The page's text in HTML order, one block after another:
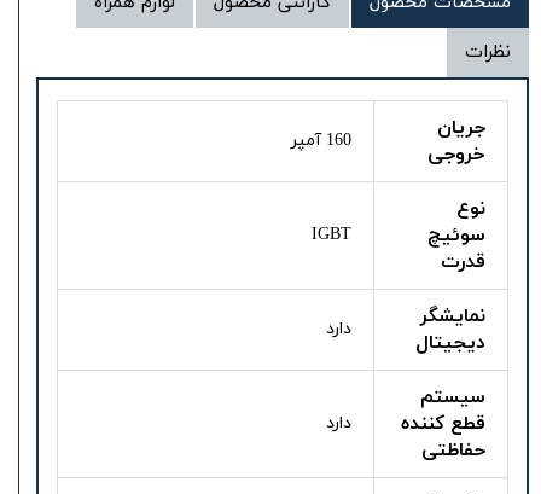
نظرات
جریان
خروجی
160 آمپر
نوع
سوئیچ
قدرت
IGBT
نمایشگر
دیجیتال
دارد
سیستم
قطع کننده
حفاظتی
دارد